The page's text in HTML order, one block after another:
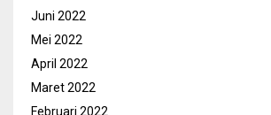
Juni 2022
Mei 2022
April 2022
Maret 2022
Februari 2022